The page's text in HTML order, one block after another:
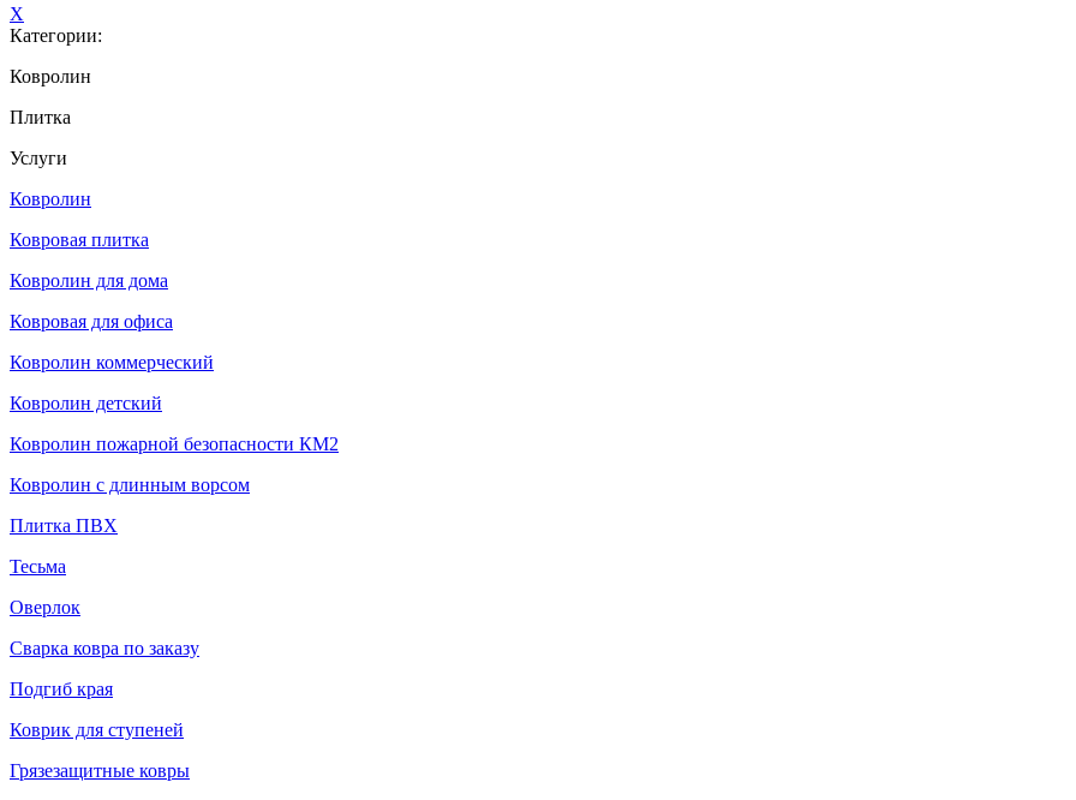
X
Категории:
Ковролин
Плитка
Услуги
Ковролин
Ковровая плитка
Ковролин для дома
Ковровая для офиса
Ковролин коммерческий
Ковролин детский
Ковролин пожарной безопасности КМ2
Ковролин с длинным ворсом
Плитка ПВХ
Тесьма
Оверлок
Сварка ковра по заказу
Подгиб края
Коврик для ступеней
Грязезащитные ковры